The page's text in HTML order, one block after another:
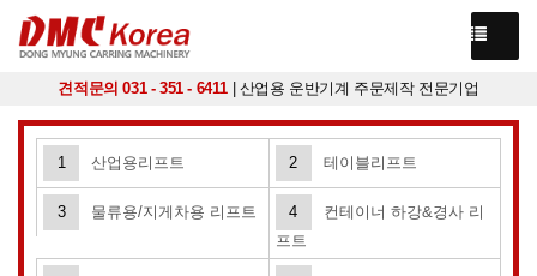
견적문의 031 - 351 - 6411 | 산업용 운반기계 주문제작 전문기업
1 산업용리프트 2 테이블리프트
3 물류용/지게차용 리프트 4
컨테이너 하강&경사 리
프트